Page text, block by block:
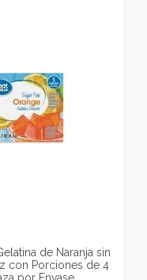
de Naranja sin
con Porciones de 4